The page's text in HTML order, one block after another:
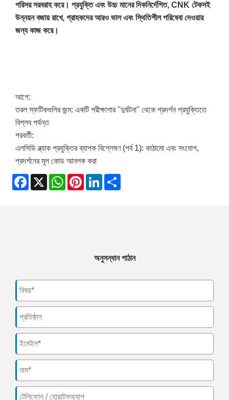
পরিসর সরবরাহ করে। প্রযুক্তি এবং উচ্চ মানের দিকনির্দেশিত, CNK টেকসই
উন্নয়ন বজায় রাখে, গ্রাহকদের আরও ভাল এবং স্থিতিশীল পরিষেবা দেওয়ার
জন্য কাজ করে।
আগে:
তরল স্ফটিকগুলির জন্ম: একটি পরীক্ষাগার "দুর্ঘটনা" থেকে প্রদর্শন প্রযুক্তিতে
বিপ্লব পর্যন্ত
পরবর্তী:
এলসিডি ব্ল্যাক প্রযুক্তির ব্যাপক বিশ্লেষণ (পর্ব 1): কাঠামো এবং সংযোগ,
প্রদর্শনের মূল কোড আনলক করা
Facebook
X WhatsApp
PinterestLinkedIn
অনুসন্ধান পাঠান